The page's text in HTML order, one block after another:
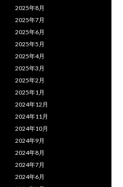
2025年8月
2025年7月
2025年6月
2025年5月
2025年4月
2025年3月
2025年2月
2025年1月
2024年12月
2024年11月
2024年10月
2024年9月
2024年8月
2024年7月
2024年6月